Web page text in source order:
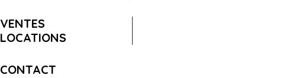
VENTES
LOCATIONS
CONTACT